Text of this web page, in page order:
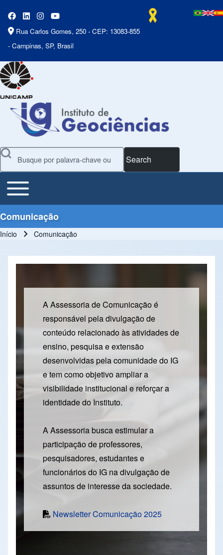
Rua Carlos Gomes, 250 - CEP: 13083-855
- Campinas, SP, Brasil
Search
Main Menu
Toggle main menu
Comunicação
Início Comunicação
A Assessoria de Comunicação é
responsável pela divulgação de
conteúdo relacionado às atividades de
ensino, pesquisa e extensão
desenvolvidas pela comunidade do IG
e tem como objetivo ampliar a
visibilidade institucional e reforçar a
identidade do Instituto.
A Assessoria busca estimular a
participação de professores,
pesquisadores, estudantes e
funcionários do IG na divulgação de
assuntos de interesse da sociedade.
Newsletter Comunicação 2025